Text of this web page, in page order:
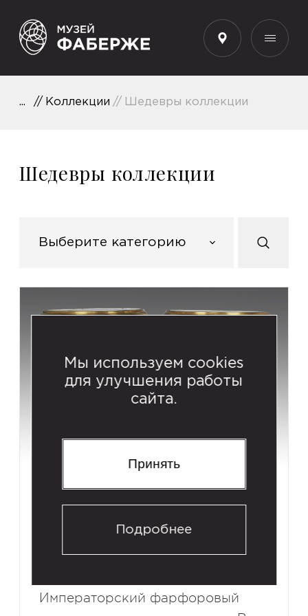
RU
Коллекции Шедевры коллекции
Шедевры коллекции
Выберите категорию
Вазы-кратеры (пара) с
Императорский фарфоровый
Мы используем cookies
для улучшения работы
сайта.
Принять
Подробнее